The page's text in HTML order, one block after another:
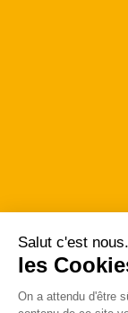
Salut c'est
les
On a attendu d'être